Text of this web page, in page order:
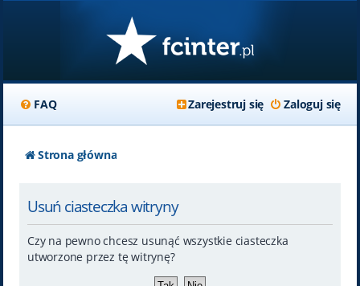
FAQ Zaloguj się
Zarejestruj się
Strona główna
Usuń ciasteczka witryny
Czy na pewno chcesz usunąć wszystkie ciasteczka
utworzone przez tę witrynę?